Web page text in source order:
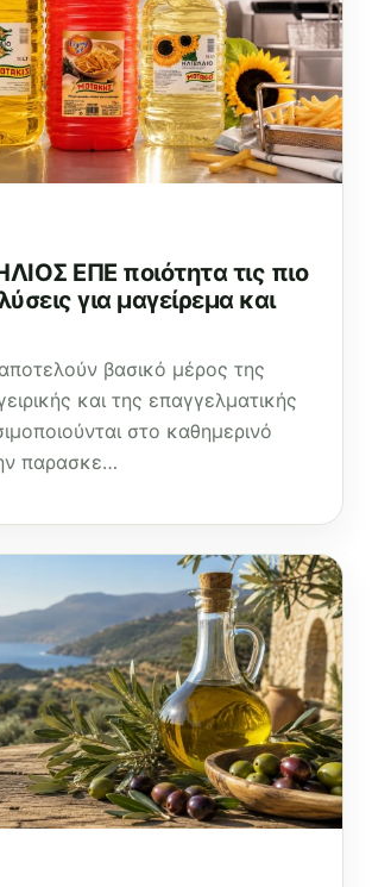
ΕΠΕ ποιότητα τις πιο
για μαγείρεμα και
βασικό μέρος της
και της επαγγελματικής
στο καθημερινό
παρασκε…